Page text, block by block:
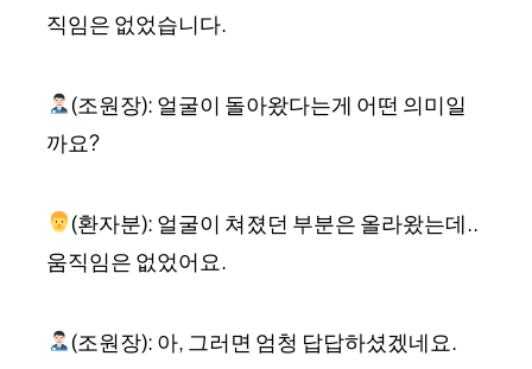
직임은 없었습니다.
(조원장): 얼굴이 돌아왔다는게 어떤 의미일
까요?
(환자분): 얼굴이 쳐졌던 부분은 올라왔는데..
움직임은 없었어요.
(조원장): 아, 그러면 엄청 답답하셨겠네요.